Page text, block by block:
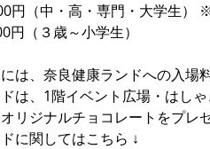
中・高・専門・大学生）
３歳～小学生）
は、奈良健康ランドへの入
は、1階イベント広場・はし
リジナルチョコレートをプレ
に関してはこちら ↓